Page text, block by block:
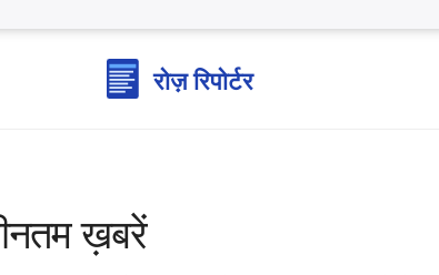
ख़बरें